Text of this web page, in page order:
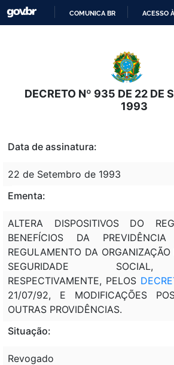
O
CONTEÚDO
COMUNICA BR ACESSO
DECRETO Nº 935 DE 22 DE
1993
Data de assinatura:
22 de Setembro de 1993
Ementa:
ALTERA DISPOSITIVOS DO
BENEFÍCIOS DA
REGULAMENTO DA
SEGURIDADE SOCIAL,
RESPECTIVAMENTE, PELOS
21/07/92, E MODIFICAÇÕES
OUTRAS PROVIDÊNCIAS.
Situação:
Revogado